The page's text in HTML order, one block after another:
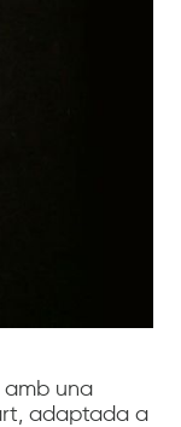
amb una
adaptada a